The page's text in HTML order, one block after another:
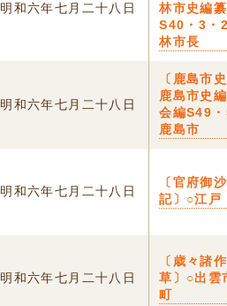
明和六年七月二十八日
林市史編
S40・3
林市長
明和六年七月二十八日
〔鹿島市
鹿島市史
会編S49
鹿島市
明和六年七月二十八日
〔官府御
記〕○江戸
明和六年七月二十八日
〔歳々諸
草〕○出雲
町